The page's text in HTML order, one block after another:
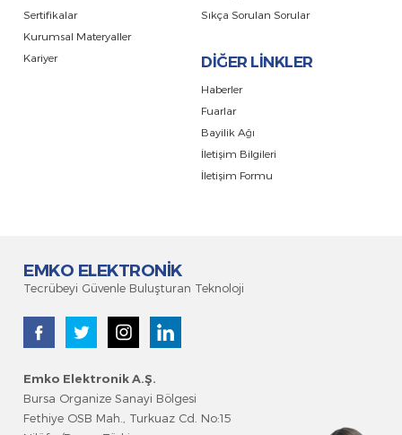
Sertifikalar
Kurumsal Materyaller
Kariyer
Sıkça Sorulan Sorular
DİĞER LİNKLER
Haberler
Fuarlar
Bayilik Ağı
İletişim Bilgileri
İletişim Formu
EMKO ELEKTRONİK
Tecrübeyi Güvenle Buluşturan Teknoloji
Emko Elektronik A.Ş.
Bursa Organize Sanayi Bölgesi
Fethiye OSB Mah., Turkuaz Cd. No:15